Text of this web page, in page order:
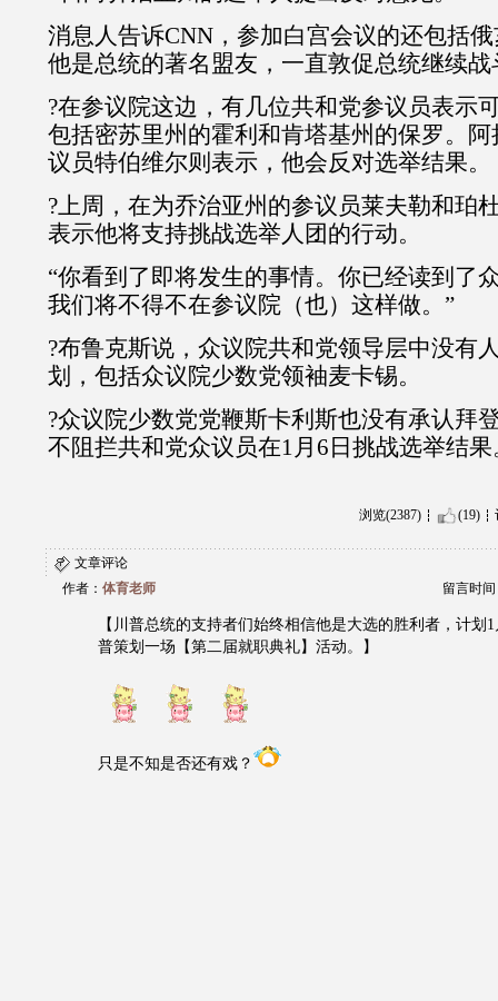
消息人告诉CNN，参加白宫会议的还包括
他是总统的著名盟友，一直敦促总统继续战
?在参议院这边，有几位共和党参议员表示
包括密苏里州的霍利和肯塔基州的保罗。
议员特伯维尔则表示，他会反对选举结果。
?上周，在为乔治亚州的参议员莱夫勒和珀
表示他将支持挑战选举人团的行动。
“你看到了即将发生的事情。你已经读到了
我们将不得不在参议院（也）这样做。”
?布鲁克斯说，众议院共和党领导层中没有
划，包括众议院少数党领袖麦卡锡。
?众议院少数党党鞭斯卡利斯也没有承认拜
不阻拦共和党众议员在1月6日挑战选举结果
浏览(2387) (19)
文章评论
作者： 体育老师 留言时间
【川普总统的支持者们始终相信他是大选的胜利者，计划
普策划一场【第二届就职典礼】活动。】
只是不知是否还有戏？